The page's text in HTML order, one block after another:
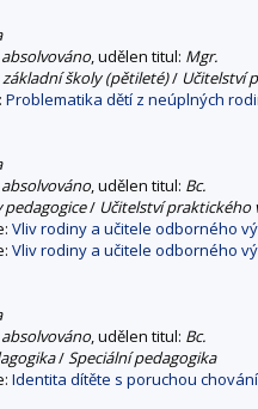
, udělen titul: Mgr.
školy (pětileté)/ Učitelství
Problematika dětí z neúplných
, udělen titul: Bc.
pedagogice/ Učitelství praktického
Vliv rodiny a učitele odborného
Vliv rodiny a učitele odborného
, udělen titul: Bc.
/Speciální pedagogika
Identita dítěte s poruchou